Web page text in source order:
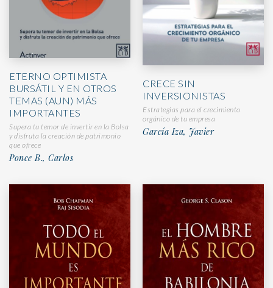
ETERNO OPTIMISTA
BURSÁTIL Y EN OTROS
TEMAS (AUN) MÁS
IMPORTANTES
Supera tu temor de invertir en la Bolsa
y disfruta la creación de patrimonio
que ofrece
Ponce B., Carlos
CRECE SIN
INVERSIONISTAS
Estrategias para el crecimiento
orgánico de tu empresa
García Iza, Javier